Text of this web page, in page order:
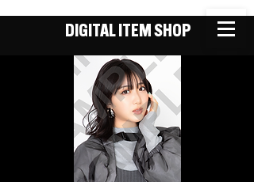
DIGITAL ITEM SHOP